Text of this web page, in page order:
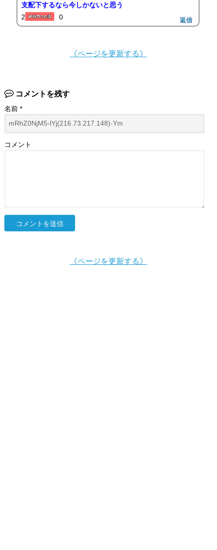
支配下するなら今しかないと思う
2
0 返信
《ページを更新する》
コメントを残す
名前 *
コメント
《ページを更新する》